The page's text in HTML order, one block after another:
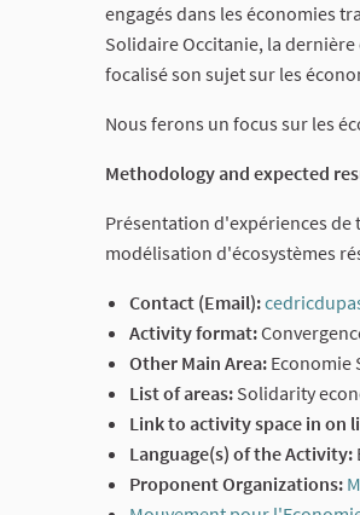
engagés dans les économies
Solidaire Occitanie, la
focalisé son sujet sur les
Nous ferons un focus sur les
Methodology and expected
Présentation d'expériences
modélisation d'écosystèmes
Contact (Email):
Activity format:
Other Main Area: Economie
List of areas: Solidarity
Link to activity space in on
Language(s) of the Activity:
Proponent Organizations: